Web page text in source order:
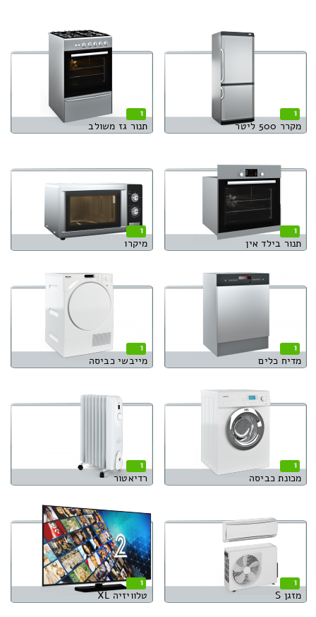
1
מקרר 500 ליטר
1
תנור גז משולב
1
תנור בילד אין
1
מיקרו
1
מדיח כלים
1
מייבשי כביסה
1
מכונת כביסה
1
רדיאטור
1
מזגן S
1
טלוויזיה XL